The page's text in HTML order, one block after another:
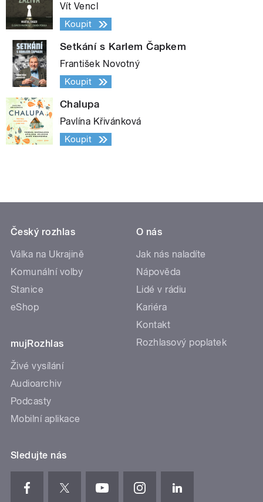
Vít Vencl
Koupit
Setkání s Karlem Čapkem
František Novotný
Koupit
Chalupa
Pavlína Křivánková
Koupit
Český rozhlas
Válka na Ukrajině
Komunální volby
Stanice
eShop
mujRozhlas
Živé vysílání
Audioarchiv
Podcasty
Mobilní aplikace
O nás
Jak nás naladíte
Nápověda
Lidé v rádiu
Kariéra
Kontakt
Rozhlasový poplatek
Sledujte nás